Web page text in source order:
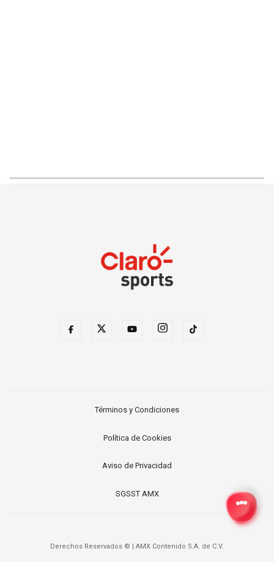
Términos y Condiciones
Política de Cookies
Aviso de Privacidad
SGSST AMX
Derechos Reservados © AMX Contenido S.A. de C.V.